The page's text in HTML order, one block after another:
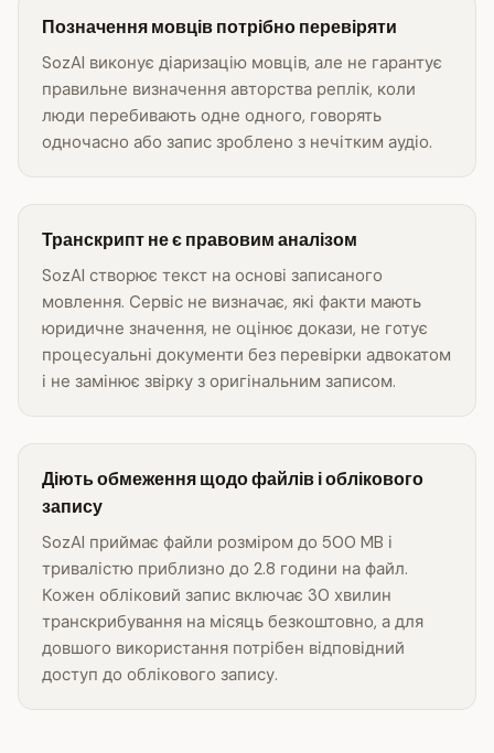
Позначення мовців потрібно перевіряти
SozAI виконує діаризацію мовців, але не гарантує
правильне визначення авторства реплік, коли
люди перебивають одне одного, говорять
одночасно або запис зроблено з нечітким аудіо.
Транскрипт не є правовим аналізом
SozAI створює текст на основі записаного
мовлення. Сервіс не визначає, які факти мають
юридичне значення, не оцінює докази, не готує
процесуальні документи без перевірки адвокатом
і не замінює звірку з оригінальним записом.
Діють обмеження щодо файлів і облікового
запису
SozAI приймає файли розміром до 500 MB і
тривалістю приблизно до 2.8 години на файл.
Кожен обліковий запис включає 30 хвилин
транскрибування на місяць безкоштовно, а для
довшого використання потрібен відповідний
доступ до облікового запису.